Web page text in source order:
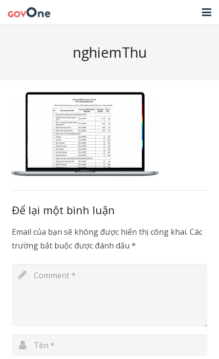
HỖ TRỢ
TẢI ỨNG DỤNG
NHẬT KÝ CẬP NHẬT PHẦN MỀM
nghiemThu
Để lại một bình luận
Email của bạn sẽ không được hiển thị công khai. Các
trường bắt buộc được đánh dấu *